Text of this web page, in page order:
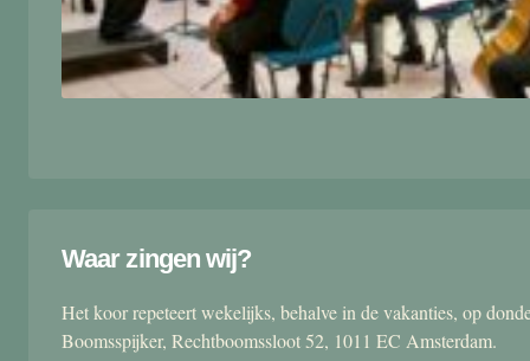
Waar zingen wij?
Het koor repeteert wekelijks, behalve in de vakanties, op
Boomsspijker, Rechtboomssloot 52, 1011 EC Amsterdam.